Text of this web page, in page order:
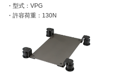
・型式：VPG
・許容荷重：130N